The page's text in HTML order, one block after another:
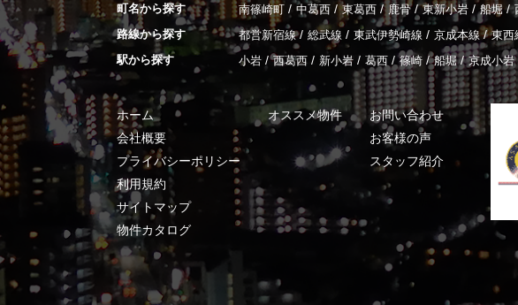
町名から探す
南篠崎町 / 中葛西 / 東葛西 / 鹿骨 / 東新小岩 / 船堀 /
路線から探す
都営新宿線 / 総武線 / 東武伊勢崎線 / 京成本線 / 東西
駅から探す
小岩 / 西葛西 / 新小岩 / 葛西 / 篠崎 / 船堀 / 京成小岩
ホーム
会社概要
プライバシーポリシー
利用規約
サイトマップ
物件カタログ
オススメ物件
お問い合わせ
お客様の声
スタッフ紹介